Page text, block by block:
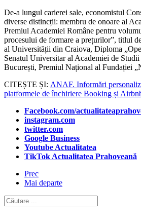
De-a lungul carierei sale, economistul
diverse distincții: membru de onoare al
Premiul Academiei Române pentru
procesului de formare a prețurilor”, titlul
al Universității din Craiova, Diploma
Senatul Universitar al Academiei de
București, Premiul Național al Fundației
CITEȘTE ȘI: ANAF. Informări
platformele de închiriere Booking și
Facebook.com/
instagram.com
twitter.com
Google Business
Youtube Actualitatea
TikTok Actualitatea Prahoveană
Prec
Mai departe